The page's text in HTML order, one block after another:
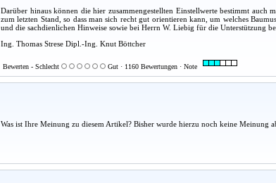
Darüber hinaus können die hier zusammengestellten Einstellwerte bestimmt auch
zum letzten Stand, so dass man sich recht gut orientieren kann, um welches
und die sachdienlichen Hinweise sowie bei Herrn W. Liebig für die Unterstützung
Ing. Thomas Strese Dipl.-Ing. Knut Böttcher
Bewerten - Schlecht Gut · 1160 Bewertungen · Note
Was ist Ihre Meinung zu diesem Artikel? Bisher wurde hierzu noch keine Meinung